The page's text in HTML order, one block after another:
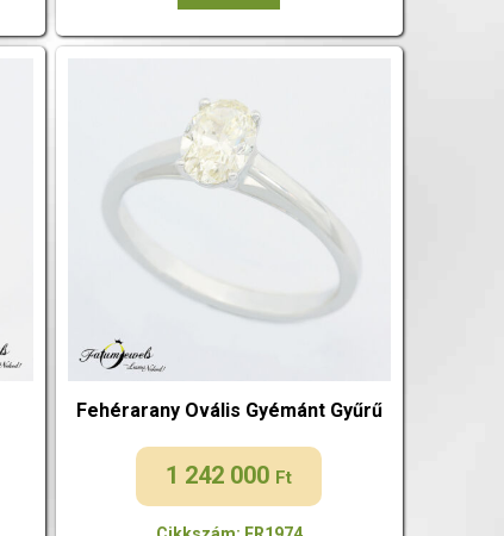
Fehérarany Ovális Gyémánt Gyűrű
1 242 000 Ft